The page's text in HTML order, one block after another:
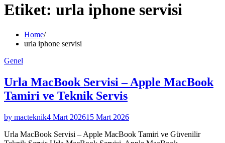
Etiket: urla iphone servisi
Home
urla iphone servisi
Genel
Urla MacBook Servisi – Apple MacBook
Tamiri ve Teknik Servis
by macteknik4 Mart 202615 Mart 2026
Urla MacBook Servisi – Apple MacBook Tamiri ve Güvenilir